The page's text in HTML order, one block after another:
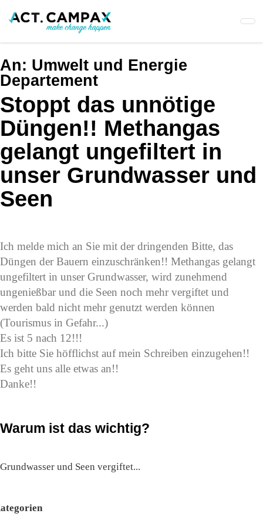
An: Umwelt und Energie
Departement
Stoppt das unnötige
Düngen!! Methangas
gelangt ungefiltert in
unser Grundwasser und
Seen
Ich melde mich an Sie mit der dringenden Bitte, das
Düngen der Bauern einzuschränken!! Methangas gelangt
ungefiltert in unser Grundwasser, wird zunehmend
ungenießbar und die Seen noch mehr vergiftet und
werden bald nicht mehr genutzt werden können
(Tourismus in Gefahr...)
Es ist 5 nach 12!!!
Ich bitte Sie höfflichst auf mein Schreiben einzugehen!!
Es geht uns alle etwas an!!
Danke!!
Warum ist das wichtig?
Grundwasser und Seen vergiftet...